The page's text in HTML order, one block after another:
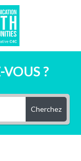
?
Cherchez